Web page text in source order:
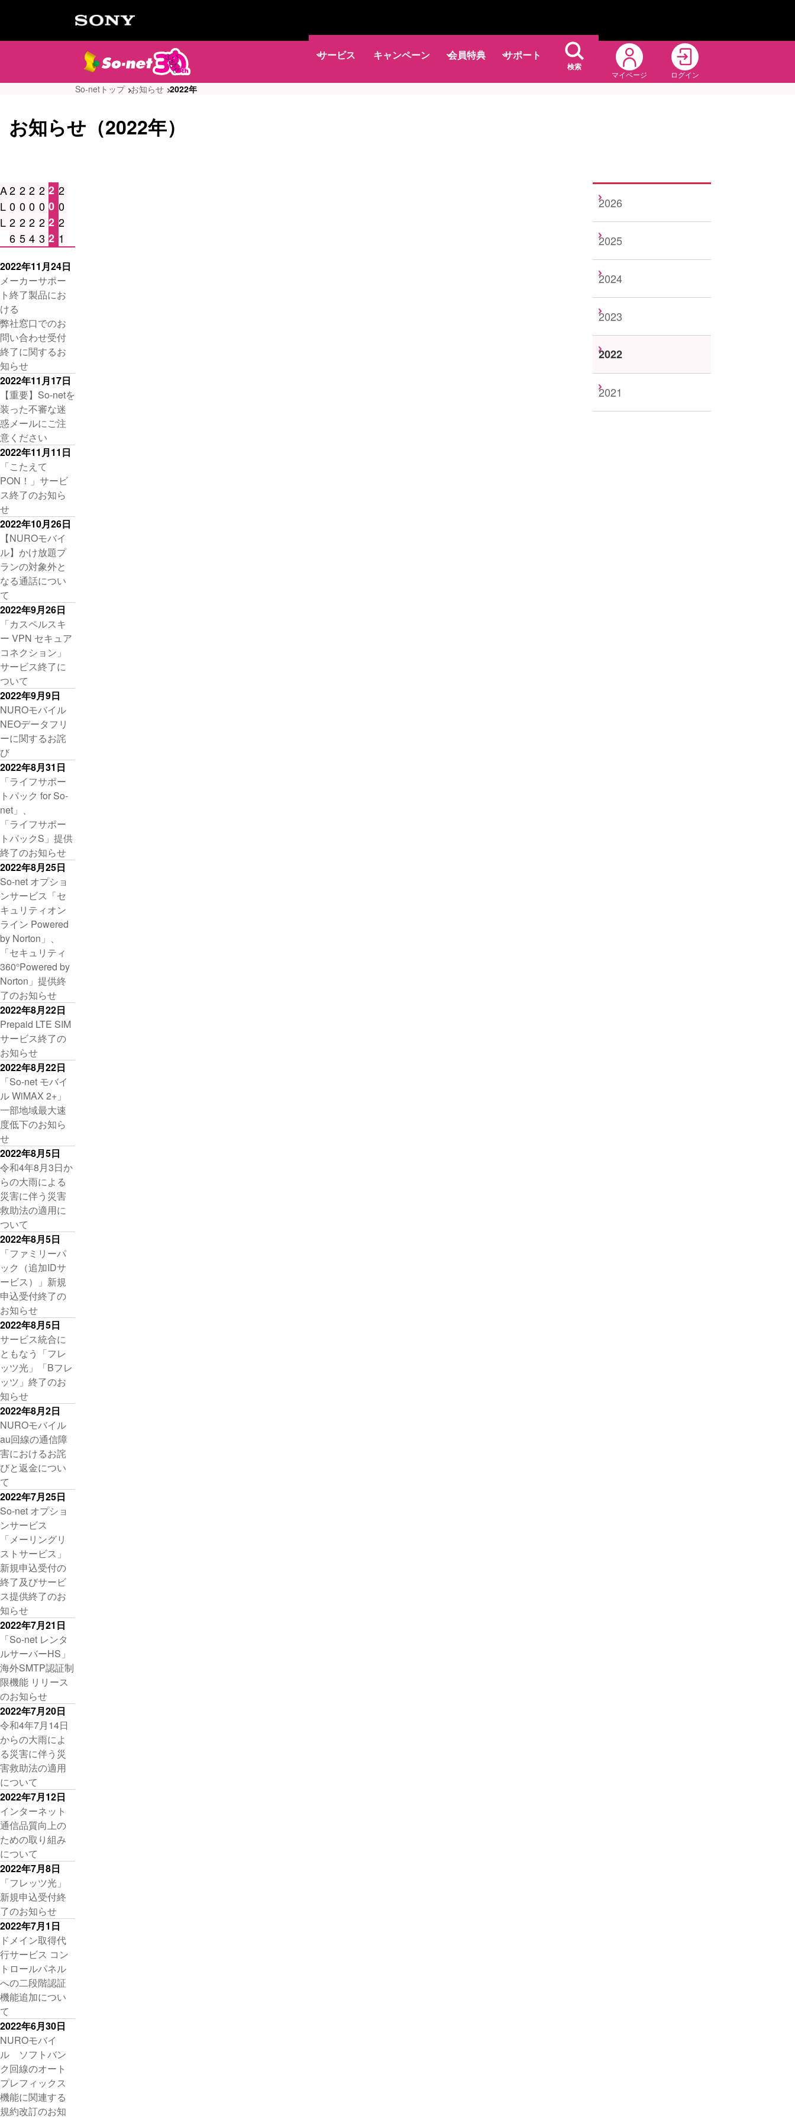
サービス キャンペーン 会員特典 サポート
検索
マイページ ログイン
So-netトップ お知らせ 2022年
お知らせ（2022年）
A
L
L
2
0
2
6
2
0
2
5
2
0
2
4
2
0
2
3
2
0
2
2
2
0
2
1
2022年11月24日
メーカーサポー
ト終了製品にお
ける
弊社窓口でのお
問い合わせ受付
終了に関するお
知らせ
2022年11月17日
【重要】So-netを
装った不審な迷
惑メールにご注
意ください
2022年11月11日
「こたえて
PON！」サービ
ス終了のお知ら
せ
2022年10月26日
【NUROモバイ
ル】かけ放題プ
ランの対象外と
なる通話につい
て
2022年9月26日
「カスペルスキ
ー VPN セキュア
コネクション」
サービス終了に
ついて
2022年9月9日
NUROモバイル
NEOデータフリ
ーに関するお詫
び
2022年8月31日
「ライフサポー
トパック for So-
net」、
「ライフサポー
トパックS」提供
終了のお知らせ
2022年8月25日
So-net オプショ
ンサービス「セ
キュリティオン
ライン Powered
by Norton」、
「セキュリティ
360°Powered by
Norton」提供終
了のお知らせ
2022年8月22日
Prepaid LTE SIM
サービス終了の
お知らせ
2022年8月22日
「So-net モバイ
ル WiMAX 2+」
一部地域最大速
度低下のお知ら
せ
2022年8月5日
令和4年8月3日か
らの大雨による
災害に伴う災害
救助法の適用に
ついて
2022年8月5日
「ファミリーパ
ック（追加IDサ
ービス）」新規
申込受付終了の
お知らせ
2022年8月5日
サービス統合に
ともなう「フレ
ッツ光」「Bフレ
ッツ」終了のお
知らせ
2022年8月2日
NUROモバイル
au回線の通信障
害におけるお詫
びと返金につい
て
2022年7月25日
So-net オプショ
ンサービス
「メーリングリ
ストサービス」
新規申込受付の
終了及びサービ
ス提供終了のお
知らせ
2022年7月21日
「So-net レンタ
ルサーバーHS」
海外SMTP認証制
限機能 リリース
のお知らせ
2022年7月20日
令和4年7月14日
からの大雨によ
る災害に伴う災
害救助法の適用
について
2022年7月12日
インターネット
通信品質向上の
ための取り組み
について
2022年7月8日
「フレッツ光」
新規申込受付終
了のお知らせ
2022年7月1日
ドメイン取得代
行サービス コン
トロールパネル
への二段階認証
機能追加につい
て
2022年6月30日
NUROモバイ
ル ソフトバン
ク回線のオート
プレフィックス
機能に関連する
規約改訂のお知
2026
2025
2024
2023
2022
2021